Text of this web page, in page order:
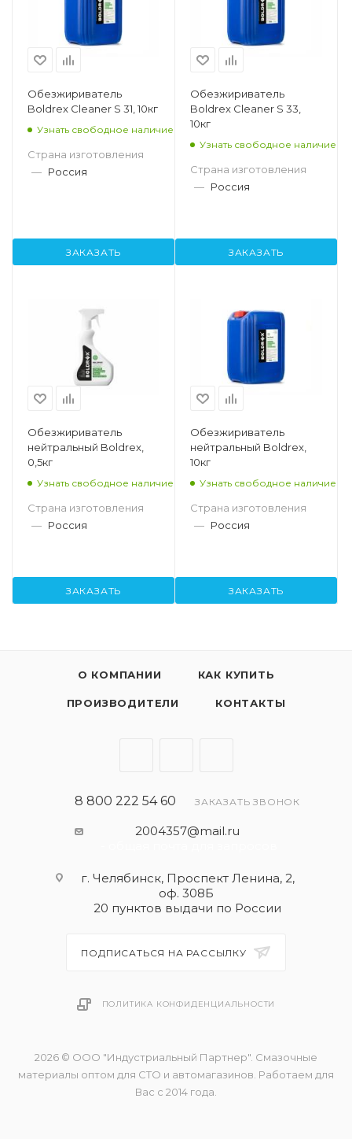
Обезжириватель
Boldrex Cleaner S 31, 10кг
Узнать свободное наличие
Страна изготовления
— Россия
ЗАКАЗАТЬ
Обезжириватель
Boldrex Cleaner S 33,
10кг
Узнать свободное наличие
Страна изготовления
— Россия
ЗАКАЗАТЬ
Обезжириватель
нейтральный Boldrex,
0,5кг
Узнать свободное наличие
Страна изготовления
— Россия
ЗАКАЗАТЬ
Обезжириватель
нейтральный Boldrex,
10кг
Узнать свободное наличие
Страна изготовления
— Россия
ЗАКАЗАТЬ
О КОМПАНИИ КАК КУПИТЬ
ПРОИЗВОДИТЕЛИ КОНТАКТЫ
8 800 222 54 60 ЗАКАЗАТЬ ЗВОНОК
2004357@mail.ru
г. Челябинск, Проспект Ленина, 2,
оф. 308Б
20 пунктов выдачи по России
ПОДПИСАТЬСЯ НА РАССЫЛКУ
ПОЛИТИКА КОНФИДЕНЦИАЛЬНОСТИ
2026 © ООО "Индустриальный Партнер". Смазочные
материалы оптом для СТО и автомагазинов. Работаем для
Вас с 2014 года.